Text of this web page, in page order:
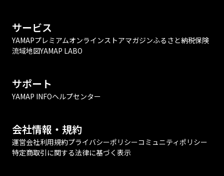
サービス
YAMAPプレミアムオンラインストアマガジンふるさと納税保険
流域地図YAMAP LABO
サポート
YAMAP INFOヘルプセンター
会社情報・規約
運営会社利用規約プライバシーポリシーコミュニティポリシー
特定商取引に関する法律に基づく表示